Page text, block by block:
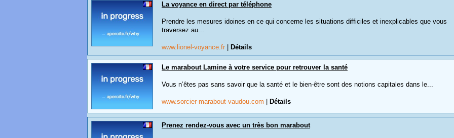
La voyance en direct par téléphone
Prendre les mesures idoines en ce qui concerne les situations difficiles et inexplicables que vous
traversez au...
www.lionel-voyance.fr Détails
Le marabout Lamine à votre service pour retrouver la santé
Vous n’êtes pas sans savoir que la santé et le bien-être sont des notions capitales dans le...
www.sorcier-marabout-vaudou.com Détails
Prenez rendez-vous avec un très bon marabout